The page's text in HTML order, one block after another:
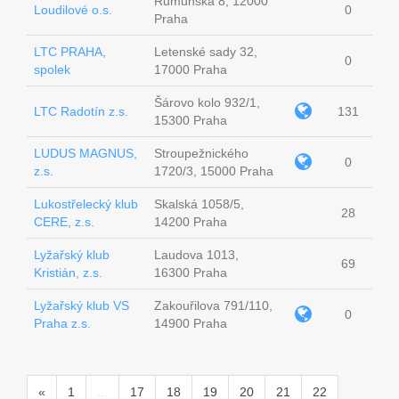
Loudilové o.s.
Praha
0
LTC PRAHA,
spolek
Letenské sady 32,
17000 Praha
0
LTC Radotín z.s.
Šárovo kolo 932/1,
15300 Praha
131
LUDUS MAGNUS,
z.s.
Stroupežnického
1720/3, 15000 Praha
0
Lukostřelecký klub
CERE, z.s.
Skalská 1058/5,
14200 Praha
28
Lyžařský klub
Kristián, z.s.
Laudova 1013,
16300 Praha
69
Lyžařský klub VS
Praha z.s.
Zakouřilova 791/110,
14900 Praha
0
« 1 ... 17 18 19 20 21 22